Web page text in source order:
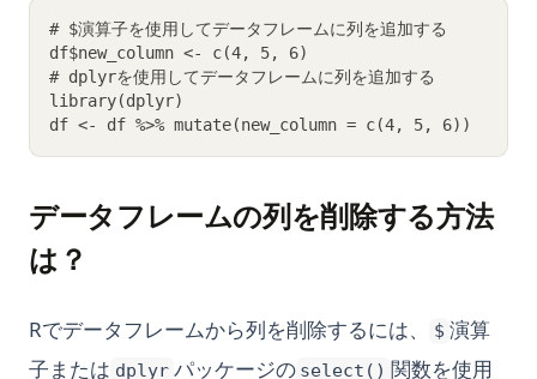
# $演算子を使用してデータフレームに列を追加する
df$new_column <- c(4, 5, 6)
# dplyrを使用してデータフレームに列を追加する
library(dplyr)
df <- df %>% mutate(new_column = c(4, 5, 6))
データフレームの列を削除する方法
は？
Rでデータフレームから列を削除するには、 $ 演算
子または dplyr パッケージの select() 関数を使用